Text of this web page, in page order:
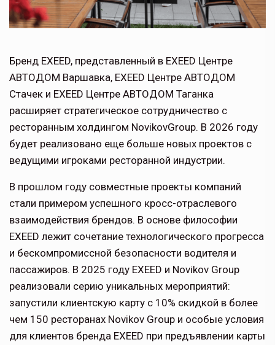
Бренд EXEED, представленный в EXEED Центре
АВТОДОМ Варшавка, EXEED Центре АВТОДОМ
Стачек и EXEED Центре АВТОДОМ Таганка
расширяет стратегическое сотрудничество с
ресторанным холдингом NovikovGroup. В 2026 году
будет реализовано еще больше новых проектов с
ведущими игроками ресторанной индустрии.
В прошлом году совместные проекты компаний
стали примером успешного кросс-отраслевого
взаимодействия брендов. В основе философии
EXEED лежит сочетание технологического прогресса
и бескомпромиссной безопасности водителя и
пассажиров. В 2025 году EXEED и Novikov Group
реализовали серию уникальных мероприятий:
запустили клиентскую карту с 10% скидкой в более
чем 150 ресторанах Novikov Group и особые условия
для клиентов бренда EXEED при предъявлении карты